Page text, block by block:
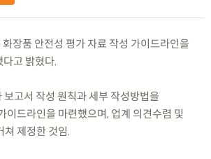
장품 안전성 평가 자료 작성 가이드라인을
고 밝혔다.
고서 작성 원칙과 세부 작성방법을
이드라인을 마련했으며, 업계 의견수렴 및
쳐 제정한 것임.